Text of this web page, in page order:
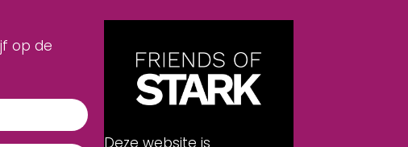
op de
Deze website is